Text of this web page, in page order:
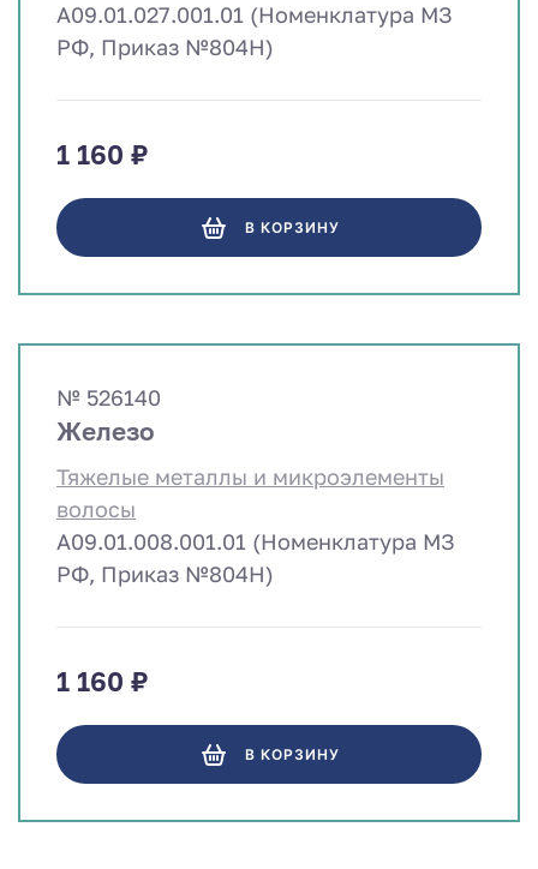
A09.01.027.001.01 (Номенклатура МЗ
РФ, Приказ №804Н)
1 160 ₽
В КОРЗИНУ
№ 526140
Железо
Тяжелые металлы и микроэлементы
волосы
A09.01.008.001.01 (Номенклатура МЗ
РФ, Приказ №804Н)
1 160 ₽
В КОРЗИНУ